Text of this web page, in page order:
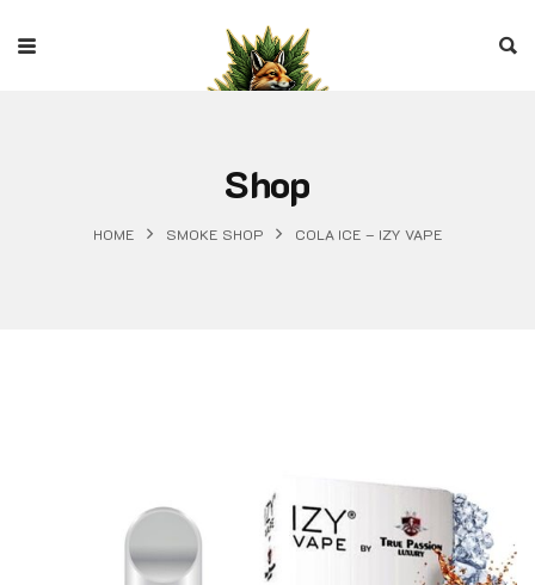
Shop
HOME SMOKE SHOP COLA ICE – IZY VAPE